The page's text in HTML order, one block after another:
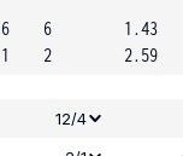
6
1
6
2
1.43
2.59
12/4